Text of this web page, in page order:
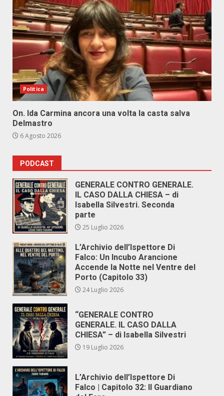
Politica
On. Ida Carmina ancora una volta la casta salva
Delmastro
6 Agosto 2026
PODCAST
GENERALE CONTRO GENERALE.
IL CASO DALLA CHIESA – di
Isabella Silvestri. Seconda
parte
25 Luglio 2026
L’Archivio dell’Ispettore Di
Falco: Un Incubo Arancione
Accende la Notte nel Ventre del
Porto (Capitolo 33)
24 Luglio 2026
“GENERALE CONTRO
GENERALE. IL CASO DALLA
CHIESA” – di Isabella Silvestri
19 Luglio 2026
L’Archivio dell’Ispettore Di
Falco | Capitolo 32: Il Guardiano